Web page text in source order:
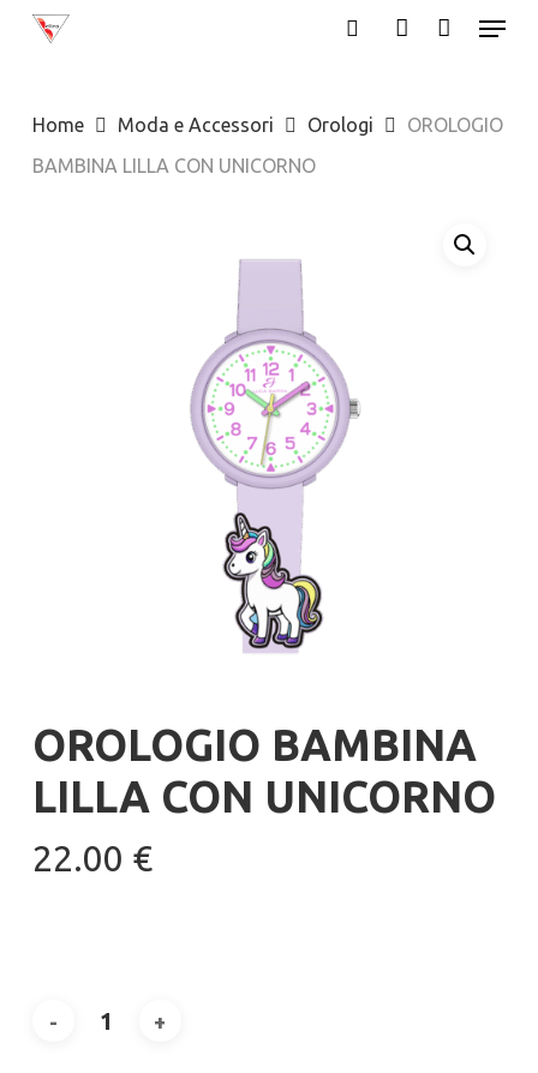
Skip
content
Menu
Home Moda e Accessori Orologi
OROLOGIO
BAMBINA LILLA CON UNICORNO
OROLOGIO BAMBINA
LILLA CON UNICORNO
22.00 €
Menu